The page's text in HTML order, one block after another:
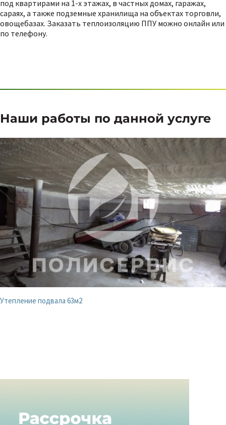
под квартирами на 1-х этажах, в частных домах, гаражах,
сараях, а также подземные хранилища на объектах торговли,
овощебазах. Заказать теплоизоляцию ППУ можно онлайн или
по телефону.
Наши работы по данной услуге
Утепление подвала 63м2